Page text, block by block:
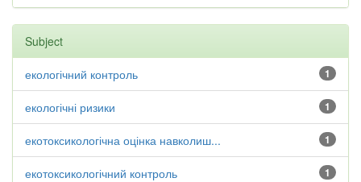
Subject
1
екологічний контроль
1
екологічні ризики
1
екотоксикологічна оцінка навколиш...
1
екотоксикологічний контроль